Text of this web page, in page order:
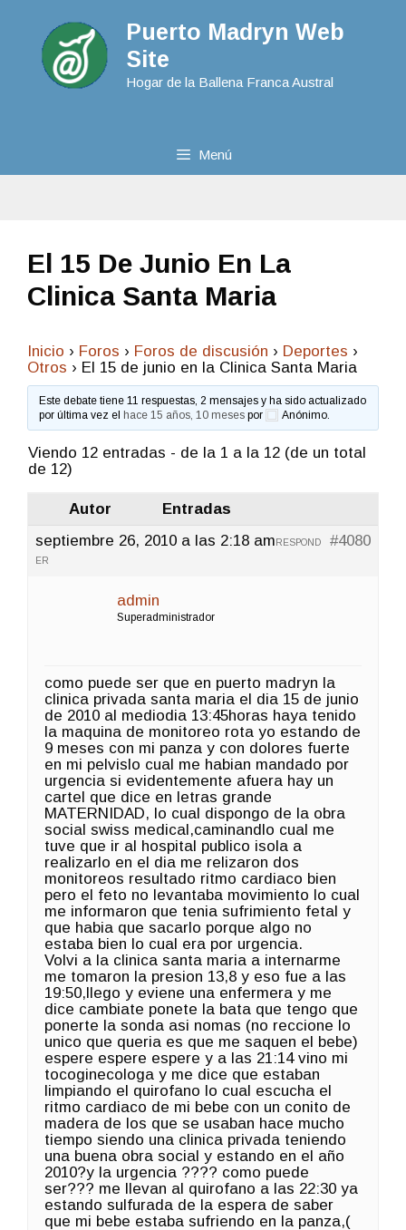
Puerto Madryn Web
Site
Hogar de la Ballena Franca Austral
Menú
El 15 De Junio En La
Clinica Santa Maria
Inicio › Foros › Foros de discusión › Deportes ›
Otros › El 15 de junio en la Clinica Santa Maria
Este debate tiene 11 respuestas, 2 mensajes y ha sido actualizado
por última vez elhace 15 años, 10 meses por Anónimo
Viendo 12 entradas - de la 1 a la 12 (de un total
de 12)
Autor
Entradas
septiembre 26, 2010 a las 2:18 am
#4080
RESPOND
ER
admin
Superadministrador
como puede ser que en puerto madryn la
clinica privada santa maria el dia 15 de junio
de 2010 al mediodia 13:45horas haya tenido
la maquina de monitoreo rota yo estando de
9 meses con mi panza y con dolores fuerte
en mi pelvislo cual me habian mandado por
urgencia si evidentemente afuera hay un
cartel que dice en letras grande
MATERNIDAD, lo cual dispongo de la obra
social swiss medical,caminandlo cual me
tuve que ir al hospital publico isola a
realizarlo en el dia me relizaron dos
monitoreos resultado ritmo cardiaco bien
pero el feto no levantaba movimiento lo cual
me informaron que tenia sufrimiento fetal y
que habia que sacarlo porque algo no
estaba bien lo cual era por urgencia.
Volvi a la clinica santa maria a internarme
me tomaron la presion 13,8 y eso fue a las
19:50,llego y eviene una enfermera y me
dice cambiate ponete la bata que tengo que
ponerte la sonda asi nomas (no reccione lo
unico que queria es que me saquen el bebe)
espere espere espere y a las 21:14 vino mi
tocoginecologa y me dice que estaban
limpiando el quirofano lo cual escucha el
ritmo cardiaco de mi bebe con un conito de
madera de los que se usaban hace mucho
tiempo siendo una clinica privada teniendo
una buena obra social y estando en el año
2010?y la urgencia ???? como puede
ser??? me llevan al quirofano a las 22:30 ya
estando sulfurada de la espera de saber
que mi bebe estaba sufriendo en la panza,(